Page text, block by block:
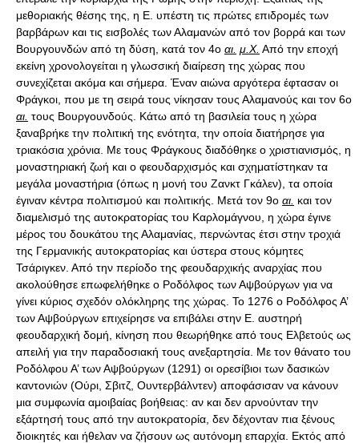
μεθοριακής θέσης της, η Ε. υπέστη τις πρώτες επιδρομές των
βαρβάρων και τις εισβολές των Αλαμανών από τον βορρά και των
Βουργουνδών από τη δύση, κατά τον 4ο αι. μ.Χ. Από την εποχή
εκείνη χρονολογείται η γλωσσική διαίρεση της χώρας που
συνεχίζεται ακόμα και σήμερα. Έναν αιώνα αργότερα έφτασαν οι
Φράγκοι, που με τη σειρά τους νίκησαν τους Αλαμανούς και τον 6ο
αι. τους Βουργουνδούς. Κάτω από τη βασιλεία τους η χώρα
ξαναβρήκε την πολιτική της ενότητα, την οποία διατήρησε για
τριακόσια χρόνια. Με τους Φράγκους διαδόθηκε ο χριστιανισμός, η
μοναστηριακή ζωή και ο φεουδαρχισμός και σχηματίστηκαν τα
μεγάλα μοναστήρια (όπως η μονή του Ζανκτ Γκάλεν), τα οποία
έγιναν κέντρα πολιτισμού και πολιτικής. Μετά τον 9ο αι. και τον
διαμελισμό της αυτοκρατορίας του Καρλομάγνου, η χώρα έγινε
μέρος του δουκάτου της Αλαμανίας, περνώντας έτσι στην τροχιά
της Γερμανικής αυτοκρατορίας και ύστερα στους κόμητες
Τσάριγκεν. Από την περίοδο της φεουδαρχικής αναρχίας που
ακολούθησε επωφελήθηκε ο Ροδόλφος των Αψβούργων για να
γίνει κύριος σχεδόν ολόκληρης της χώρας. Το 1276 ο Ροδόλφος Α’
των Αψβούργων επιχείρησε να επιβάλει στην Ε. αυστηρή
φεουδαρχική δομή, κίνηση που θεωρήθηκε από τους Ελβετούς ως
απειλή για την παραδοσιακή τους ανεξαρτησία. Με τον θάνατο του
Ροδόλφου Α’ των Αψβούργων (1291) οι ορεσίβιοι των δασικών
καντονιών (Ούρι, Σβιτζ, Ουντερβάλντεν) αποφάσισαν να κάνουν
μια συμφωνία αμοιβαίας βοήθειας: αν και δεν αρνούνταν την
εξάρτησή τους από την αυτοκρατορία, δεν δέχονταν πια ξένους
διοικητές και ήθελαν να ζήσουν ως αυτόνομη επαρχία. Εκτός από